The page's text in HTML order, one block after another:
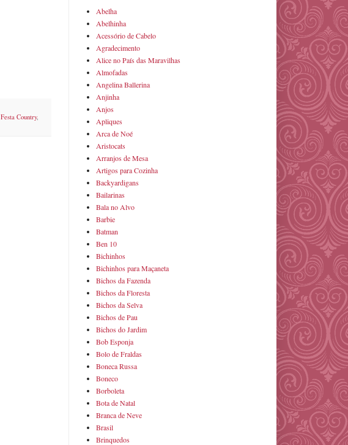
Festa Country,
Abelha
Abelhinha
Acessório de Cabelo
Agradecimento
Alice no País das Maravilhas
Almofadas
Angelina Ballerina
Anjinha
Anjos
Apliques
Arca de Noé
Aristocats
Arranjos de Mesa
Artigos para Cozinha
Backyardigans
Bailarinas
Bala no Alvo
Barbie
Batman
Ben 10
Bichinhos
Bichinhos para Maçaneta
Bichos da Fazenda
Bichos da Floresta
Bichos da Selva
Bichos de Pau
Bichos do Jardim
Bob Esponja
Bolo de Fraldas
Boneca Russa
Boneco
Borboleta
Bota de Natal
Branca de Neve
Brasil
Brinquedos